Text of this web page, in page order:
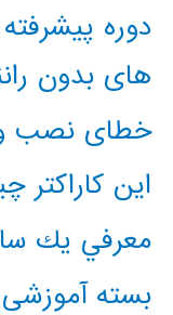
دوره
های بدون
خطای نصب
این کاراکتر
معرفي يك
بسته